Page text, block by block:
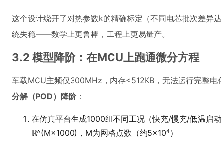
这个设计绕开了对热参数k的精确标定（不同电芯批次差异
统失稳——数学上更鲁棒，工程上更易量产。
3.2 模型降阶：在MCU上跑通微分方程
车载MCU主频仅300MHz，内存<512KB，无法运行完整电
分解（POD）降阶 ：
在仿真平台生成1000组不同工况（快充/慢充/低温启
ℝ^(M×1000)，M为网格点数（约5×10⁴）